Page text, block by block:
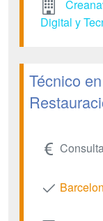
Digital y
Técnico